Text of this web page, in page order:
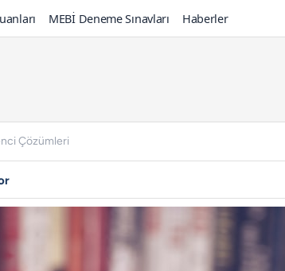
MEBİ Deneme Sınavları Haberler
Çözümleri